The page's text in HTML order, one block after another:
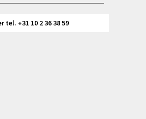
tel. +31 10 2 36 38 59